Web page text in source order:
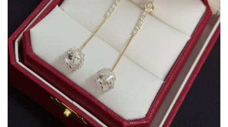
管せ2026人気特集
バッグ
財布
時計
服
ズボン
衣装セット
靴
住まい用品
アクセサリー
ベルト
スカーフ
アイフォーンケ
ース
小物